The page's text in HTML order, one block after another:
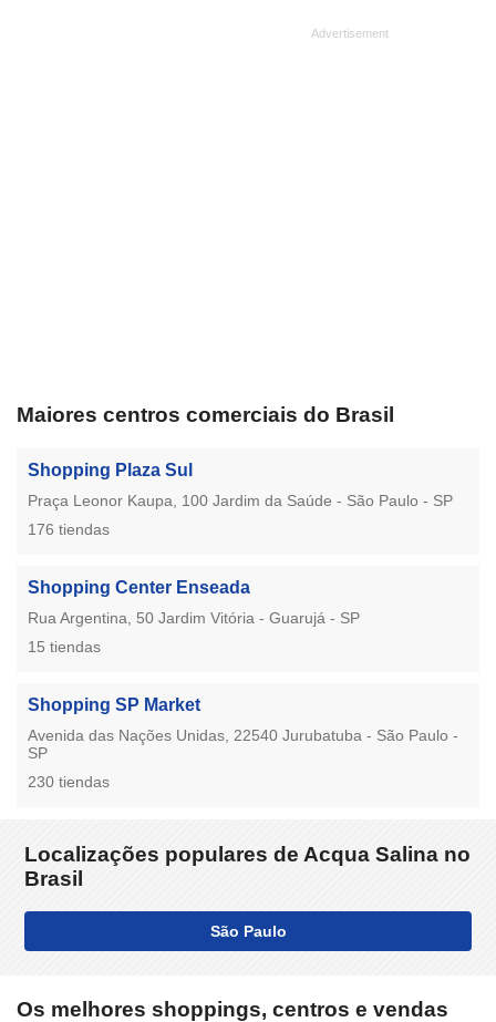
Maiores centros comerciais do Brasil
Shopping Plaza Sul
Praça Leonor Kaupa, 100 Jardim da Saúde - São Paulo - SP
176 tiendas
Shopping Center Enseada
Rua Argentina, 50 Jardim Vitória - Guarujá - SP
15 tiendas
Shopping SP Market
Avenida das Nações Unidas, 22540 Jurubatuba - São Paulo -
SP
230 tiendas
Localizações populares de Acqua Salina no
Brasil
São Paulo
Os melhores shoppings, centros e vendas